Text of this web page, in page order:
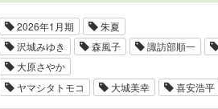
2026年1月期
朱夏
沢城みゆき
森風子 諏訪部順一
大原さやか
ヤマシタトモコ
大城美幸 喜安浩平